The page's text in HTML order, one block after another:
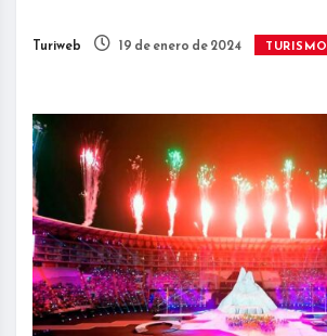
Turiweb 19 de enero de 2024 TURISMO